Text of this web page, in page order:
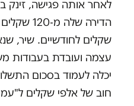
לאחר אותה פגישה, זינק
שקלים לחודשיים. שיר,
עצמה ועובדת בעבודות
יכלה לעמוד בסכום
חוב של אלפי שקלים